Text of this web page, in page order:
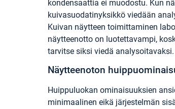
kondensaattia ei muodostu. Kun
kuivasuodatinyksikkö viedään
Kuivan näytteen toimittaminen
näytteenotto on luotettavampi,
tarvitse siksi viedä analysoitavaksi.
Näytteenoton
Huippuluokan ominaisuuksien
minimaalinen eikä järjestelmän